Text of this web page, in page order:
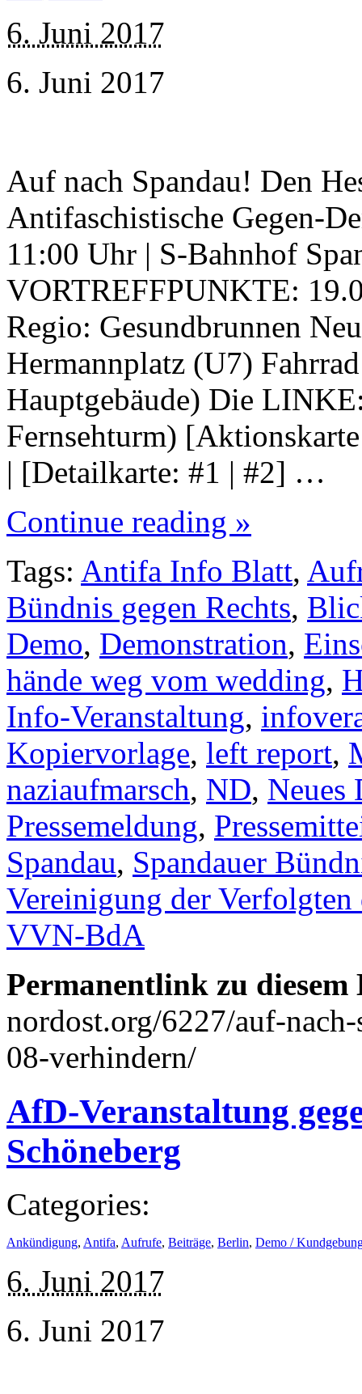
6. Juni 2017
6. Juni 2017
Auf nach Spandau! Den
Antifaschistische Gegen-
11:00 Uhr | S-Bahnhof
VORTREFFPUNKTE:
Regio: Gesundbrunnen
Hermannplatz (U7)
Hauptgebäude) Die
Fernsehturm)
| [Detailkarte: #1 | #2] …
Continue reading »
Tags: Antifa Info Blatt,
Bündnis gegen Rechts,
Demo, Demonstration,
hände weg vom wedding,
Info-Veranstaltung,
Kopiervorlage, left report,
naziaufmarsch, ND, Neues
Pressemeldung,
Spandau, Spandauer
Vereinigung der Verfolgten
VVN-BdA
Permanentlink zu
nordost.org/6227/auf-
08-verhindern/
AfD-Veranstaltung
Schöneberg
Categories:
Ankündigung, Antifa, Aufrufe, Beiträge, Berlin, Demo /
6. Juni 2017
6. Juni 2017